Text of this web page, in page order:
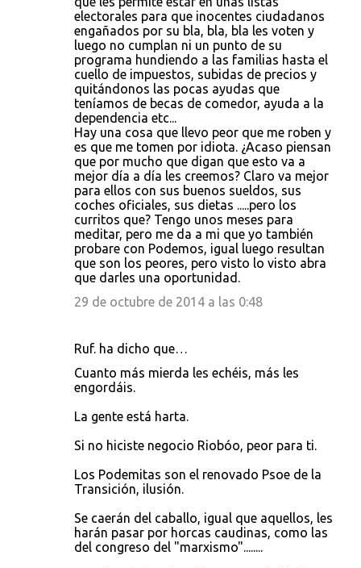
electorales para que inocentes ciudadanos
engañados por su bla, bla, bla les voten y
luego no cumplan ni un punto de su
programa hundiendo a las familias hasta el
cuello de impuestos, subidas de precios y
quitándonos las pocas ayudas que
teníamos de becas de comedor, ayuda a la
dependencia etc...
Hay una cosa que llevo peor que me roben y
es que me tomen por idiota. ¿Acaso piensan
que por mucho que digan que esto va a
mejor día a día les creemos? Claro va mejor
para ellos con sus buenos sueldos, sus
coches oficiales, sus dietas .....pero los
curritos que? Tengo unos meses para
meditar, pero me da a mi que yo también
probare con Podemos, igual luego resultan
que son los peores, pero visto lo visto abra
que darles una oportunidad.
29 de octubre de 2014 a las 0:48
Ruf. ha dicho que…
Cuanto más mierda les echéis, más les
engordáis.
La gente está harta.
Si no hiciste negocio Riobóo, peor para ti.
Los Podemitas son el renovado Psoe de la
Transición, ilusión.
Se caerán del caballo, igual que aquellos, les
harán pasar por horcas caudinas, como las
del congreso del "marxismo"........